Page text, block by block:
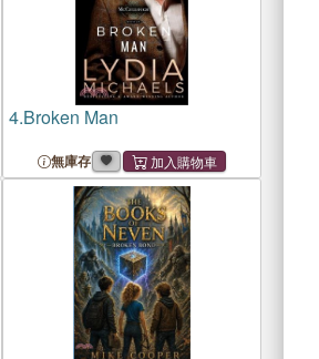
4.Broken Man
無庫存